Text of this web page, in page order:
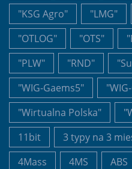
"KSG Agro"
"LMG"
"OTLOG"
"OTS"
"PLW"
"RND"
"WIG-Gaems5"
"Wirtualna Polska"
11bit
3 typy na 3
4Mass
4MS ABS